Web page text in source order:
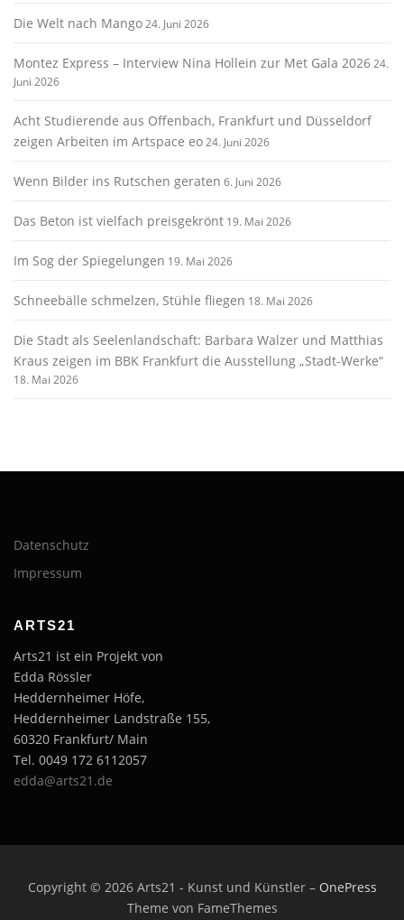
Die Welt nach Mango24. Juni 2026
Montez Express – Interview Nina Hollein zur Met Gala 202624.
Juni 2026
Acht Studierende aus Offenbach, Frankfurt und Düsseldorf
zeigen Arbeiten im Artspace eo24. Juni 2026
Wenn Bilder ins Rutschen geraten 6. Juni 2026
Das Beton ist vielfach preisgekrönt 19. Mai 2026
Im Sog der Spiegelungen 19. Mai 2026
Schneebälle schmelzen, Stühle fliegen 18. Mai 2026
Die Stadt als Seelenlandschaft: Barbara Walzer und Matthias
Kraus zeigen im BBK Frankfurt die Ausstellung „Stadt-Werke“
18. Mai 2026
Datenschutz
Impressum
ARTS21
Arts21 ist ein Projekt von
Edda Rössler
Heddernheimer Höfe,
Heddernheimer Landstraße 155,
60320 Frankfurt/ Main
Tel. 0049 172 6112057
edda@arts21.de
Copyright © 2026 Arts21 - Kunst und Künstler – OnePress
Theme von FameThemes